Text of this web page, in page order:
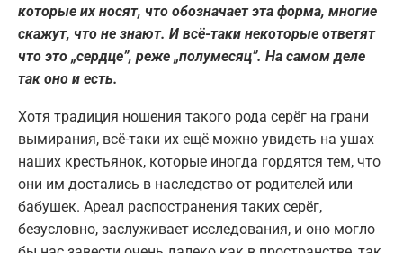
которые их носят, что обозначает эта форма, многие
скажут, что не знают. И всё-таки некоторые ответят
что это „сердце”, реже „полумесяц”. На самом деле
так оно и есть.
Хотя традиция ношения такого рода серёг на грани
вымирания, всё-таки их ещё можно увидеть на ушах
наших крестьянок, которые иногда гордятся тем, что
они им достались в наследство от родителей или
бабушек. Ареал распостранения таких серёг,
безусловно, заслуживает исследования, и оно могло